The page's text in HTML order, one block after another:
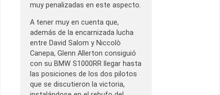
muy penalizadas en este aspecto.
A tener muy en cuenta que,
además de la encarnizada lucha
entre David Salom y Niccolò
Canepa, Glenn Allerton consiguió
con su BMW S1000RR llegar hasta
las posiciones de los dos pilotos
que se discutieron la victoria,